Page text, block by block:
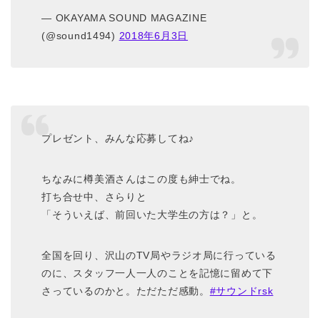
— OKAYAMA SOUND MAGAZINE
(@sound1494) 2018年6月3日
プレゼント、みんな応募してね♪
ちなみに樽美酒さんはこの度も紳士でね。
打ち合せ中、さらりと
「そういえば、前回いた大学生の方は？」と。
全国を回り、沢山のTV局やラジオ局に行っている
のに、スタッフ一人一人のことを記憶に留めて下
さっているのかと。ただただ感動。 #サウンドrsk